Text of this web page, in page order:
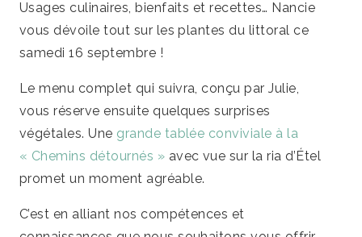
Usages culinaires, bienfaits et recettes… Nancie
vous dévoile tout sur les plantes du littoral ce
samedi 16 septembre !
Le menu complet qui suivra, conçu par Julie,
vous réserve ensuite quelques surprises
végétales. Une grande tablée conviviale à la
« Chemins détournés » avec vue sur la ria d’Étel
promet un moment agréable.
C’est en alliant nos compétences et